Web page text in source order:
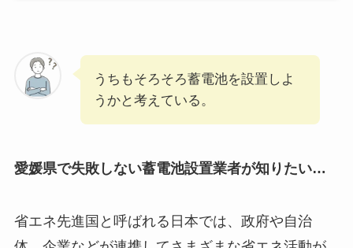
うちもそろそろ蓄電池を設置しよ
うかと考えている。
愛媛県で失敗しない蓄電池設置業者が知りたい…
省エネ先進国と呼ばれる日本では、政府や自治